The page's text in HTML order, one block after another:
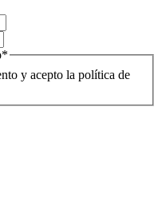
*
y acepto la política de